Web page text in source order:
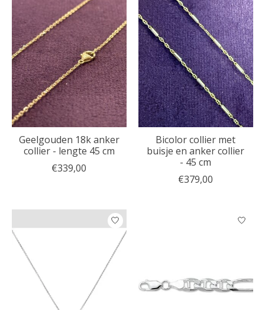
Geelgouden 18k anker
collier - lengte 45 cm
€339,00
Bicolor collier met
buisje en anker collier
- 45 cm
€379,00